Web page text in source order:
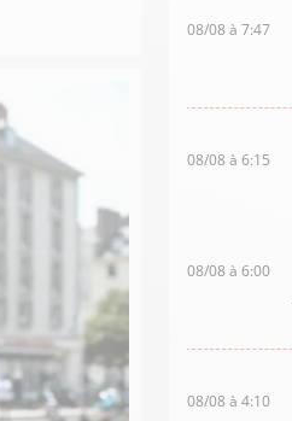
08/08 à 7:47
08/08 à 6:15
08/08 à 6:00
08/08 à 4:10